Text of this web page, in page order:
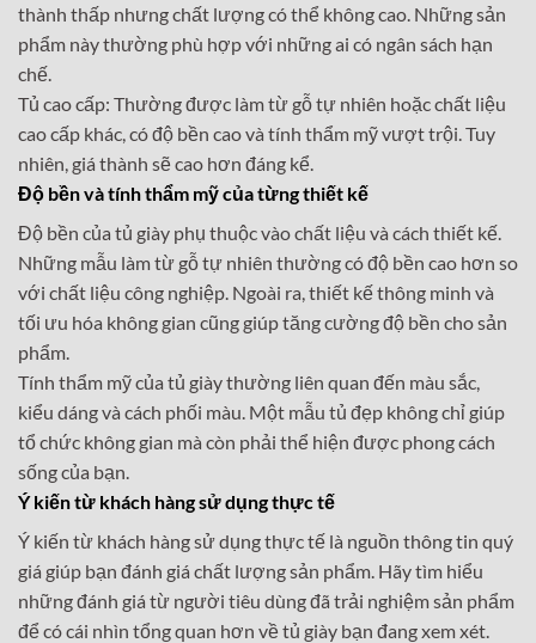
thành thấp nhưng chất lượng có thể không cao. Những sản
phẩm này thường phù hợp với những ai có ngân sách hạn
chế.
Tủ cao cấp: Thường được làm từ gỗ tự nhiên hoặc chất liệu
cao cấp khác, có độ bền cao và tính thẩm mỹ vượt trội. Tuy
nhiên, giá thành sẽ cao hơn đáng kể.
Độ bền và tính thẩm mỹ của từng thiết kế
Độ bền của tủ giày phụ thuộc vào chất liệu và cách thiết kế.
Những mẫu làm từ gỗ tự nhiên thường có độ bền cao hơn so
với chất liệu công nghiệp. Ngoài ra, thiết kế thông minh và
tối ưu hóa không gian cũng giúp tăng cường độ bền cho sản
phẩm.
Tính thẩm mỹ của tủ giày thường liên quan đến màu sắc,
kiểu dáng và cách phối màu. Một mẫu tủ đẹp không chỉ giúp
tổ chức không gian mà còn phải thể hiện được phong cách
sống của bạn.
Ý kiến từ khách hàng sử dụng thực tế
Ý kiến từ khách hàng sử dụng thực tế là nguồn thông tin quý
giá giúp bạn đánh giá chất lượng sản phẩm. Hãy tìm hiểu
những đánh giá từ người tiêu dùng đã trải nghiệm sản phẩm
để có cái nhìn tổng quan hơn về tủ giày bạn đang xem xét.